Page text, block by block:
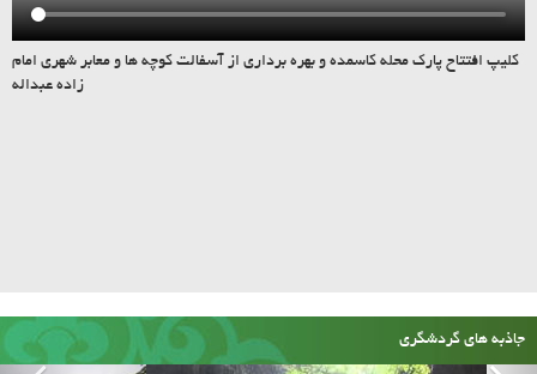
کلیپ افتتاح پارک محله کاسمده و بهره برداری از آسفالت کوچه ها و معابر شهری امام
زاده عبداله
جاذبه های گردشگری